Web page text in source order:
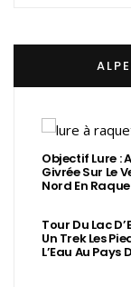
Objectif Lure :
Givrée Sur Le
Nord En
Tour Du Lac
Un Trek Les
L’Eau Au Pays